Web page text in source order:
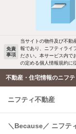
バス・トイレ別
洗濯機置場あり
エアコンあり
温水洗浄便座
コンロ2口以上
免責
事項
当サイトの物件及び不動
報であり、ニフティライ
ださい。本サービス内で
の定める個人情報規約に
不動産・住宅情報のニフ
ニフティ不動産
＼Because／ ニフテ